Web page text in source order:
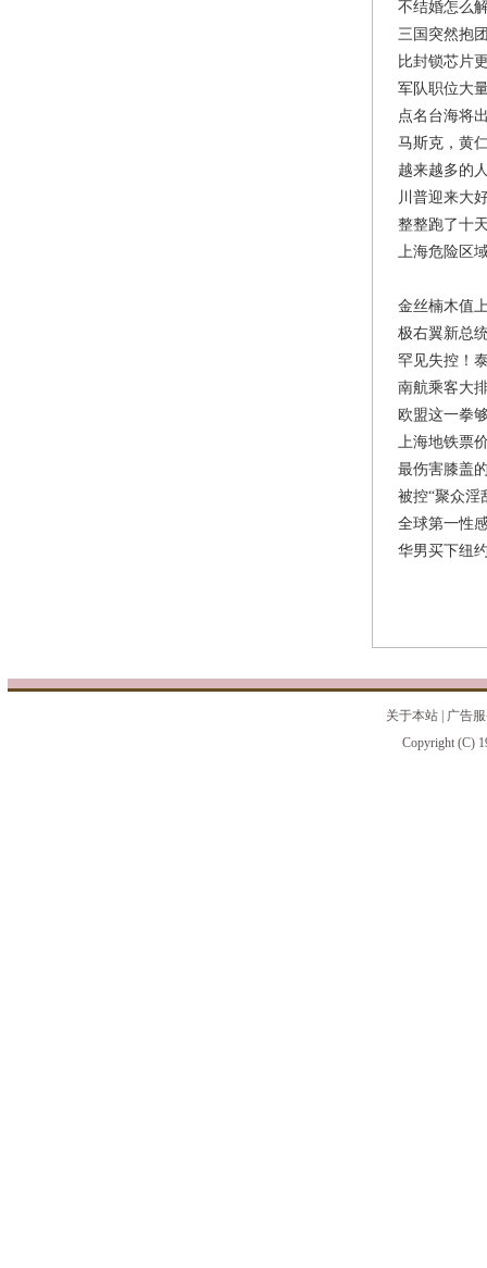
不结婚怎么
三国突然抱
比封锁芯片
军队职位大
点名台海将
马斯克，黄
越来越多的
川普迎来大
整整跑了十
上海危险区
金丝楠木值
极右翼新总
罕见失控！
南航乘客大
欧盟这一拳
上海地铁票
最伤害膝盖
被控“聚众
全球第一性
华男买下纽
关于本站
广告
Copyright (C)